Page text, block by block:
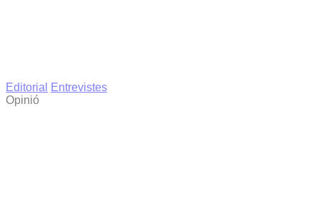
Editorial
Entrevistes
Opinió